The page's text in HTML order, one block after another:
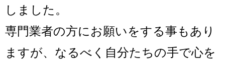
しました。
専門業者の方にお願いをする事もあり
ますが、なるべく自分たちの手で心を